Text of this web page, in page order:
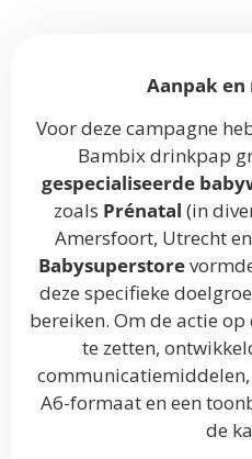
Aanpak
Voor deze campagne
Bambix drinkpap
gespecialiseerde
zoals Prénatal (in
Amersfoort, Utrecht
Babysuperstore
deze specifieke
bereiken. Om de actie
te zetten,
A6-formaat en een
de